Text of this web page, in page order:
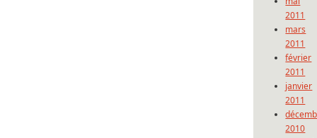
2011
mars
2011
février
2011
janvier
2011
2010